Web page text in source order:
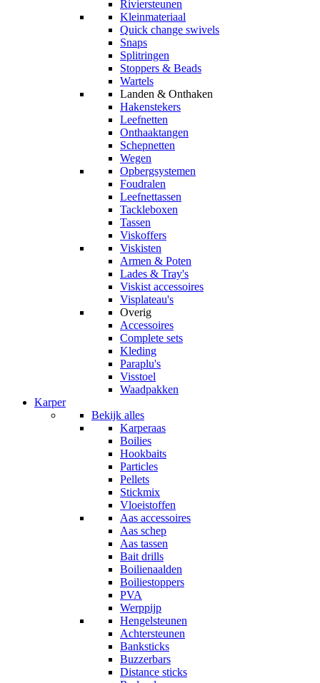
Riviersteunen
Kleinmateriaal
Quick change swivels
Snaps
Splitringen
Stoppers & Beads
Wartels
Landen & Onthaken
Hakenstekers
Leefnetten
Onthaaktangen
Schepnetten
Wegen
Opbergsystemen
Foudralen
Leefnettassen
Tackleboxen
Tassen
Viskoffers
Viskisten
Armen & Poten
Lades & Tray's
Viskist accessoires
Visplateau's
Overig
Accessoires
Complete sets
Kleding
Paraplu's
Visstoel
Waadpakken
Karper
Bekijk alles
Karperaas
Boilies
Hookbaits
Particles
Pellets
Stickmix
Vloeistoffen
Aas accessoires
Aas schep
Aas tassen
Bait drills
Boilienaalden
Boiliestoppers
PVA
Werppijp
Hengelsteunen
Achtersteunen
Banksticks
Buzzerbars
Distance sticks